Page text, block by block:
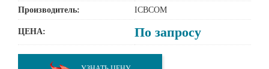
Производитель: ICBCOM
ЦЕНА: По запросу